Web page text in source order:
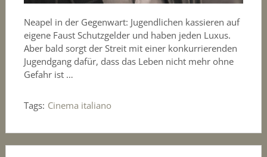
Neapel in der Gegenwart: Jugendlichen kassieren auf
eigene Faust Schutzgelder und haben jeden Luxus.
Aber bald sorgt der Streit mit einer konkurrierenden
Jugendgang dafür, dass das Leben nicht mehr ohne
Gefahr ist …
Tags: Cinema italiano